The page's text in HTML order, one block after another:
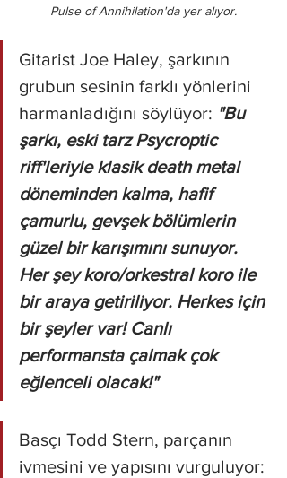
Pulse of Annihilation'da yer alıyor.
Gitarist Joe Haley, şarkının
grubun sesinin farklı yönlerini
harmanladığını söylüyor: "Bu
şarkı, eski tarz Psycroptic
riff'leriyle klasik death metal
döneminden kalma, hafif
çamurlu, gevşek bölümlerin
güzel bir karışımını sunuyor.
Her şey koro/orkestral koro ile
bir araya getiriliyor. Herkes için
bir şeyler var! Canlı
performansta çalmak çok
eğlenceli olacak!"
Basçı Todd Stern, parçanın
ivmesini ve yapısını vurguluyor: